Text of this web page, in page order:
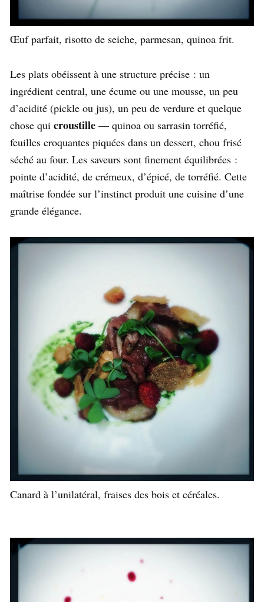
Œuf parfait, risotto de seiche, parmesan, quinoa frit.
Les plats obéissent à une structure précise : un
ingrédient central, une écume ou une mousse, un peu
d’acidité (pickle ou jus), un peu de verdure et quelque
chose qui croustille — quinoa ou sarrasin torréfié,
feuilles croquantes piquées dans un dessert, chou frisé
séché au four. Les saveurs sont finement équilibrées :
pointe d’acidité, de crémeux, d’épicé, de torréfié. Cette
maîtrise fondée sur l’instinct produit une cuisine d’une
grande élégance.
Canard à l’unilatéral, fraises des bois et céréales.